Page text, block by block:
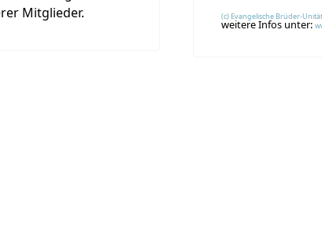
Mitglieder.
(c) Evangelische Brüder-
weitere Infos unter: